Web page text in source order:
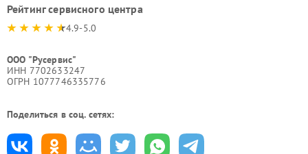
Рейтинг сервисного центра
4.9-5.0
ООО "Русервис"
ИНН 7702633247
ОГРН 1077746335776
Поделиться в соц. сетях: